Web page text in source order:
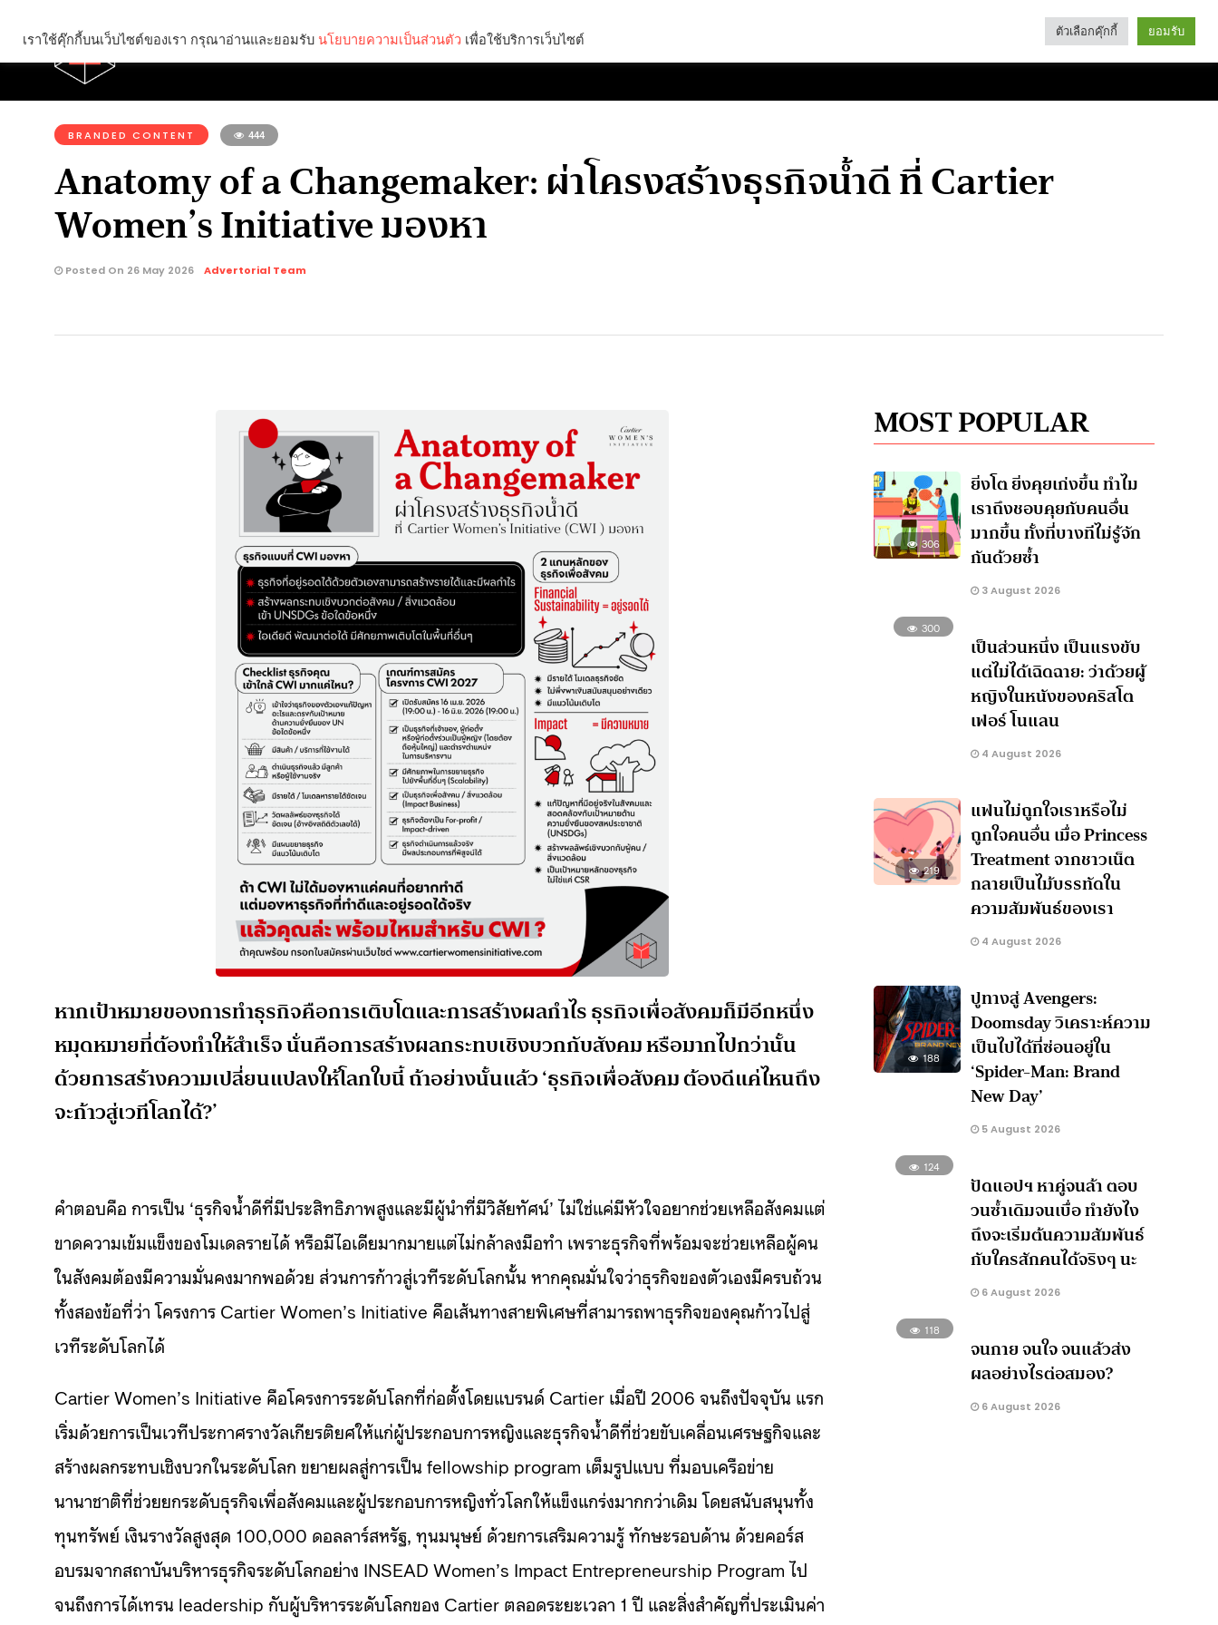
Categories
คุณกำลังอ่าน:
BRANDED CONTENT 444
Anatomy of a Changemaker: ผ่าโครงสร้างธุรกิจน้ำดี ที่ Cartier
Women’s Initiative มองหา
Posted On 26 May 2026 Advertorial Team
หากเป้าหมายของการทำธุรกิจคือการเติบโตและการสร้างผลกำไร ธุรกิจเพื่อสังคมก็มีอีกหนึ่ง
หมุดหมายที่ต้องทำให้สำเร็จ นั่นคือการสร้างผลกระทบเชิงบวกกับสังคม หรือมากไปกว่านั้น
ด้วยการสร้างความเปลี่ยนแปลงให้โลกใบนี้ ถ้าอย่างนั้นแล้ว ‘ธุรกิจเพื่อสังคม ต้องดีแค่ไหนถึง
จะก้าวสู่เวทีโลกได้?’
คำตอบคือ การเป็น ‘ธุรกิจน้ำดีที่มีประสิทธิภาพสูงและมีผู้นำที่มีวิสัยทัศน์’ ไม่ใช่แค่มีหัวใจอยากช่วยเหลือสังคมแต่
ขาดความเข้มแข็งของโมเดลรายได้ หรือมีไอเดียมากมายแต่ไม่กล้าลงมือทำ เพราะธุรกิจที่พร้อมจะช่วยเหลือผู้คน
ในสังคมต้องมีความมั่นคงมากพอด้วย ส่วนการก้าวสู่เวทีระดับโลกนั้น หากคุณมั่นใจว่าธุรกิจของตัวเองมีครบถ้วน
ทั้งสองข้อที่ว่า โครงการ Cartier Women’s Initiative คือเส้นทางสายพิเศษที่สามารถพาธุรกิจของคุณก้าวไปสู่
เวทีระดับโลกได้
Cartier Women’s Initiative คือโครงการระดับโลกที่ก่อตั้งโดยแบรนด์ Cartier เมื่อปี 2006 จนถึงปัจจุบัน แรก
เริ่มด้วยการเป็นเวทีประกาศรางวัลเกียรติยศให้แก่ผู้ประกอบการหญิงและธุรกิจน้ำดีที่ช่วยขับเคลื่อนเศรษฐกิจและ
สร้างผลกระทบเชิงบวกในระดับโลก ขยายผลสู่การเป็น fellowship program เต็มรูปแบบ ที่มอบเครือข่าย
นานาชาติที่ช่วยยกระดับธุรกิจเพื่อสังคมและผู้ประกอบการหญิงทั่วโลกให้แข็งแกร่งมากกว่าเดิม โดยสนับสนุนทั้ง
ทุนทรัพย์ เงินรางวัลสูงสุด 100,000 ดอลลาร์สหรัฐ, ทุนมนุษย์ ด้วยการเสริมความรู้ ทักษะรอบด้าน ด้วยคอร์ส
อบรมจากสถาบันบริหารธุรกิจระดับโลกอย่าง INSEAD Women’s Impact Entrepreneurship Program ไป
จนถึงการได้เทรน leadership กับผู้บริหารระดับโลกของ Cartier ตลอดระยะเวลา 1 ปี และสิ่งสำคัญที่ประเมินค่า
MOST POPULAR
306
ยิ่งโต ยิ่งคุยเก่งขึ้น ทำไม
เราถึงชอบคุยกับคนอื่น
มากขึ้น ทั้งที่บางทีไม่รู้จัก
กันด้วยซ้ำ
3 August 2026
300
เป็นส่วนหนึ่ง เป็นแรงขับ
แต่ไม่ได้เฉิดฉาย: ว่าด้วยผู้
หญิงในหนังของคริสโต
เฟอร์ โนแลน
4 August 2026
219
แฟนไม่ถูกใจเราหรือไม่
ถูกใจคนอื่น เมื่อ Princess
Treatment จากชาวเน็ต
กลายเป็นไม้บรรทัดใน
ความสัมพันธ์ของเรา
4 August 2026
188
ปูทางสู่ Avengers:
Doomsday วิเคราะห์ความ
เป็นไปได้ที่ซ่อนอยู่ใน
‘Spider-Man: Brand
New Day’
5 August 2026
124
ปัดแอปฯ หาคู่จนล้า ตอบ
วนซ้ำเดิมจนเบื่อ ทำยังไง
ถึงจะเริ่มต้นความสัมพันธ์
กับใครสักคนได้จริงๆ นะ
6 August 2026
118
จนกาย จนใจ จนแล้วส่ง
ผลอย่างไรต่อสมอง?
6 August 2026
เราใช้คุ๊กกี้บนเว็บไซต์ของเรา กรุณาอ่านและยอมรับ นโยบายความเป็นส่วนตัว เพื่อใช้บริการเว็บไซต์ ตัวเลือกคุ๊กกี้ ยอมรับ